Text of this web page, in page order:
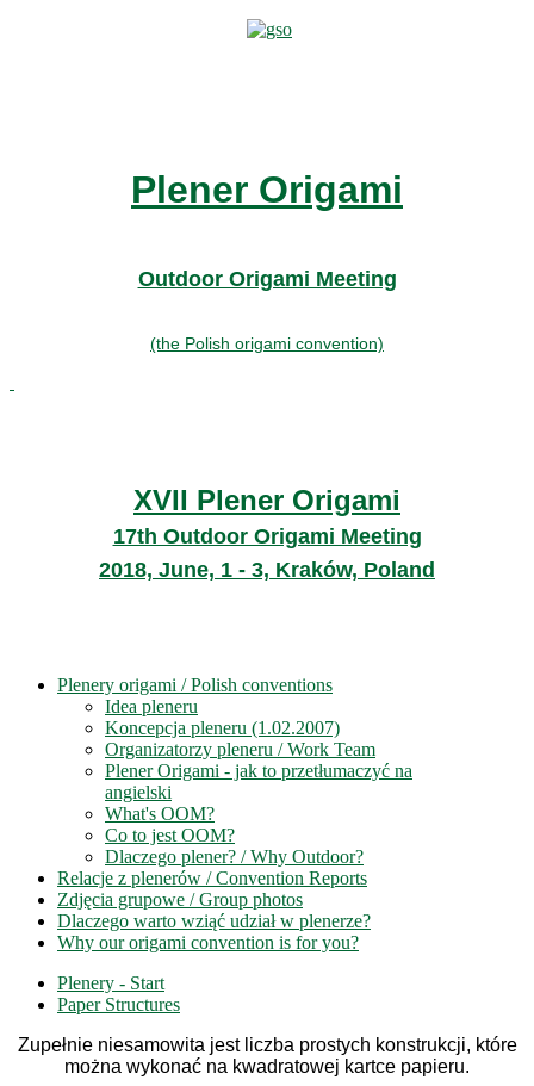
Plener Origami
Outdoor Origami Meeting
(the Polish origami convention)
XVII Plener Origami
17th Outdoor Origami Meeting
2018, June, 1 - 3, Kraków, Poland
Plenery origami / Polish conventions
Idea pleneru
Koncepcja pleneru (1.02.2007)
Organizatorzy pleneru / Work Team
Plener Origami - jak to przetłumaczyć na
angielski
What's OOM?
Co to jest OOM?
Dlaczego plener? / Why Outdoor?
Relacje z plenerów / Convention Reports
Zdjęcia grupowe / Group photos
Dlaczego warto wziąć udział w plenerze?
Why our origami convention is for you?
Plenery - Start
Paper Structures
Zupełnie niesamowita jest liczba prostych konstrukcji, które
można wykonać na kwadratowej kartce papieru.